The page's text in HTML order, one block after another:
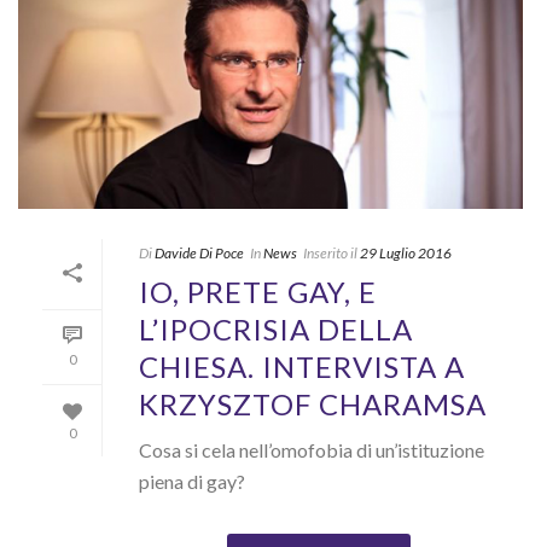
0
0
DiDavide Di Poce InNews Inserito il29 Luglio 2016
IO, PRETE GAY, E
L’IPOCRISIA DELLA
CHIESA. INTERVISTA A
KRZYSZTOF CHARAMSA
Cosa si cela nell’omofobia di un’istituzione
piena di gay?